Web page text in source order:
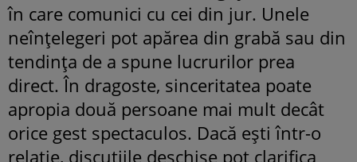
în care comunici cu cei din jur. Unele
neînțelegeri pot apărea din grabă sau din
tendința de a spune lucrurilor prea
direct. În dragoste, sinceritatea poate
apropia două persoane mai mult decât
orice gest spectaculos. Dacă ești într-o
relație, discuțiile deschise pot clarifica